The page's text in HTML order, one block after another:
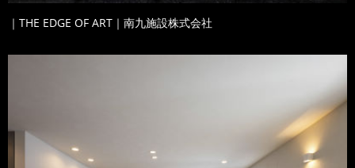
｜THE EDGE OF ART｜南九施設株式会社